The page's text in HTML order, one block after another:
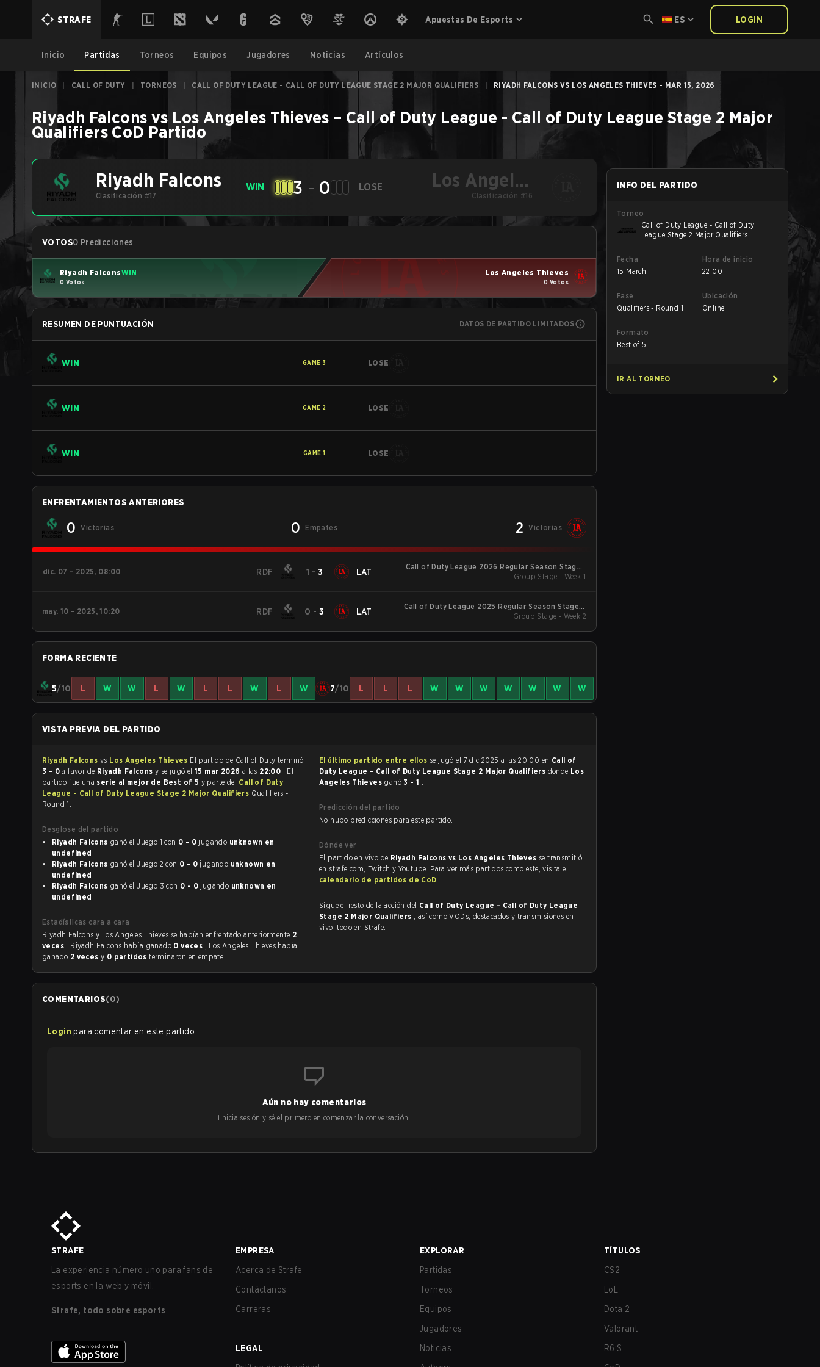
STRAFE Apuestas De Esports ES LOGIN
Inicio Partidas Torneos Equipos Jugadores Noticias Artículos
INICIO CALL OF DUTY TORNEOS CALL OF DUTY LEAGUE - CALL OF DUTY LEAGUE STAGE 2 MAJOR QUALIFIERS RIYADH FALCONS VS LOS ANGELES THIEVES - MAR 15, 2026
Riyadh Falcons vs Los Angeles Thieves – Call of Duty League - Call of Duty League Stage 2 Major
Qualifiers CoD Partido
Riyadh Falcons
Clasificación #17
WIN 3 - 0 LOSE
Los Angeles
Thieves
Clasificación #16
VOTOS0 Predicciones
Riyadh FalconsWIN
0 Votos
Los Angeles Thieves
0 Votos
RESUMEN DE PUNTUACIÓN DATOS DE PARTIDO LIMITADOS
WIN GAME 3 LOSE
WIN GAME 2 LOSE
WIN GAME 1 LOSE
ENFRENTAMIENTOS ANTERIORES
0 Victorias 0 Empates 2 Victorias
dic. 07 - 2025, 08:00 RDF 1 - 3 LAT
Call of Duty League 2026 Regular Season Stage 1
Qualifiers
Group Stage - Week 1
may. 10 - 2025, 10:20 RDF 0 -3 LAT
Call of Duty League 2025 Regular Season Stage 4
Qualifiers
Group Stage - Week 2
FORMA RECIENTE
5/10 L W W L W L L W L W 7/10 L L L W W W W W W W
VISTA PREVIA DEL PARTIDO
Riyadh Falcons vs Los Angeles Thieves
El partido de Call of Duty terminó
3 - 0 a favor de Riyadh Falcons y se jugó el 15 mar 2026 a las 22:00 . El
partido fue una serie al mejor de Best of 5 y parte del Call of Duty
League - Call of Duty League Stage 2 Major Qualifiers Qualifiers -
Round 1.
Desglose del partido
Riyadh Falcons
ganó el Juego 1 con 0 - 0 jugando unknown en
undefined
Riyadh Falcons
ganó el Juego 2 con 0 - 0 jugando unknown en
undefined
Riyadh Falcons
ganó el Juego 3 con 0 - 0 jugando unknown en
undefined
Estadísticas cara a cara
Riyadh Falcons y Los Angeles Thieves se habían enfrentado anteriormente 2
veces . Riyadh Falcons había ganado 0 veces , Los Angeles Thieves había
ganado 2 veces y 0 partidosterminaron en empate.
El último partido entre ellos se jugó el 7 dic 2025 a las 20:00 en Call of
Duty League - Call of Duty League Stage 2 Major Qualifiers donde Los
Angeles Thieves ganó3 - 1 .
Predicción del partido
No hubo predicciones para este partido.
Dónde ver
El partido en vivo de Riyadh Falcons vs Los Angeles Thieves se transmitió
en strafe.com, Twitch y Youtube. Para ver más partidos como este, visita el
calendario de partidos de CoD .
Sigue el resto de la acción del Call of Duty League - Call of Duty League
Stage 2 Major Qualifiers , así como VODs, destacados y transmisiones en
vivo, todo en Strafe.
COMENTARIOS(0)
Login para comentar en este partido
Aún no hay comentarios
¡Inicia sesión y sé el primero en comenzar la conversación!
INFO DEL PARTIDO
Torneo
Call of Duty League - Call of Duty
League Stage 2 Major Qualifiers
Fecha
15 March
Hora de inicio
22:00
Fase
Qualifiers - Round 1
Ubicación
Online
Formato
Best of 5
IR AL TORNEO
STRAFE
La experiencia número uno para fans de
esports en la web y móvil.
Strafe, todo sobre esports
EMPRESA
Acerca de Strafe
Contáctanos
Carreras
LEGAL
EXPLORAR
Partidas
Torneos
Equipos
Jugadores
Noticias
TÍTULOS
CS2
LoL
Dota 2
Valorant
R6:S